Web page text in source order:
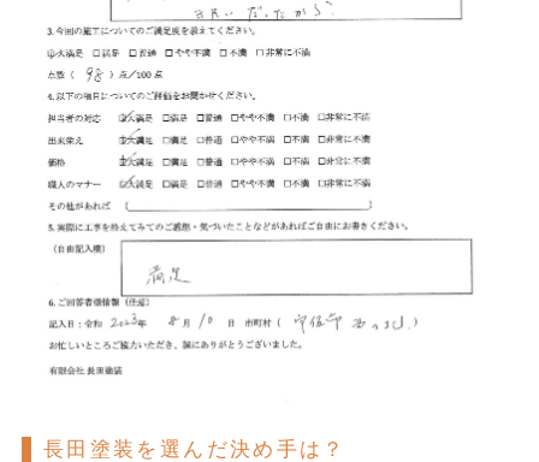
長田塗装を選んだ決め手は？